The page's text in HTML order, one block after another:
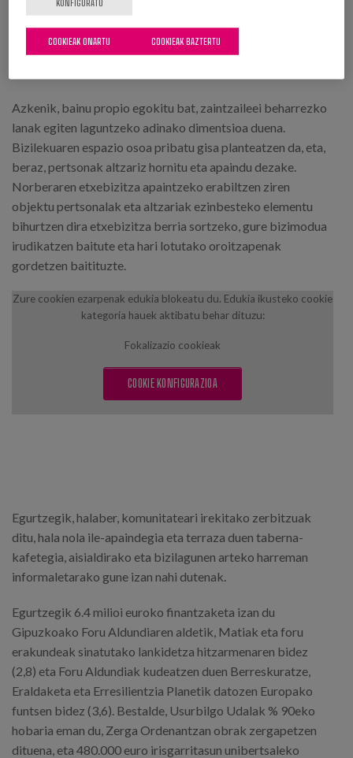
logelarena baino. Bizilekuaren gune nagusia logelak eta
egongelak osatzen dute. Armairu batek bereizten ditu,
pribatutasuna errazteko, baina ez ditu erabiltzen espazioa
Azkenik, bainu propio egokitu bat, zaintzaileei beharrezko
lanak egiten laguntzeko adinako dimentsioa duena.
Bizilekuaren espazio osoa pribatu gisa planteatzen da, eta,
beraz, pertsonak altzariz hornitu eta apaindu dezake.
Norberaren etxebizitza apaintzeko erabiltzen ziren
objektu pertsonalak eta altzariak ezinbesteko elementu
bihurtzen dira etxebizitza berria sortzeko, gure bizimodua
irudikatzen baitute eta hari lotutako oroitzapenak
gordetzen baitituzte.
Zure cookien ezarpenak edukia blokeatu du. Edukia ikusteko cookie
kategoria hauek aktibatu behar dituzu:
Fokalizazio cookieak
COOKIE KONFIGURAZIOA
Egurtzegik, halaber, komunitateari irekitako zerbitzuak
ditu, hala nola ile-apaindegia eta terraza duen taberna-
kafetegia, aisialdirako eta bizilagunen arteko harreman
informaletarako gune izan nahi dutenak.
Egurtzegik 6.4 milioi euroko finantzaketa izan du
Gipuzkoako Foru Aldundiaren aldetik, Matiak eta foru
erakundeak sinatutako lankidetza hitzarmenaren bidez
(2,8) eta Foru Aldundiak kudeatzen duen Berreskuratze,
Eraldaketa eta Erresilientzia Planetik datozen Europako
funtsen bidez (3,6). Bestalde, Usurbilgo Udalak % 90eko
hobaria eman du, Zerga Ordenantzan obrak zergapetzen
dituena, eta 480.000 euro irisgarritasun unibertsaleko
COOKIEAK BAZTERTU
COOKIEAK ONARTU